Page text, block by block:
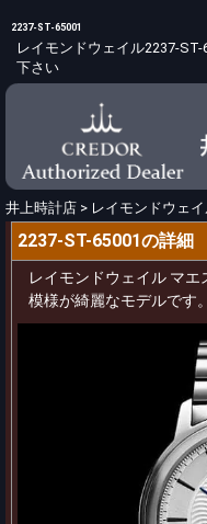
2237-ST-65001
レイモンドウェイル2237-
下さい
井上時計店 > レイモンドウェ
2237-ST-65001の詳細
レイモンドウェイル マ
模様が綺麗なモデルです。